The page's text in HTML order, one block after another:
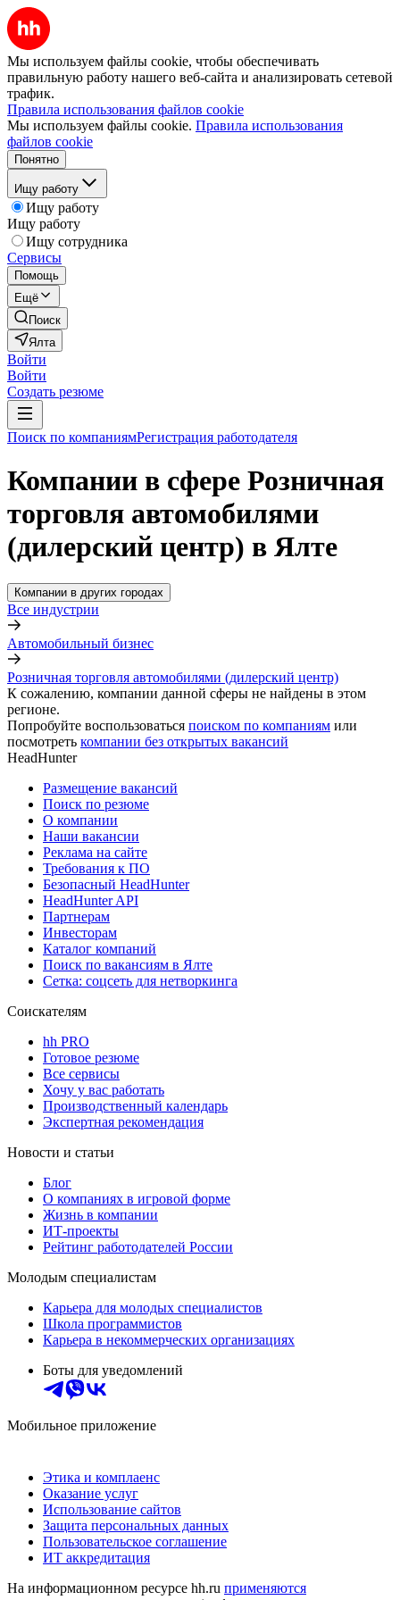
Мы используем файлы cookie, чтобы обеспечивать
правильную работу нашего веб-сайта и анализировать сетевой
трафик.
Правила использования файлов cookie
Мы используем файлы cookie. Правила использования
файлов cookie
Понятно
Ищу работу
Ищу работу
Ищу работу
Ищу сотрудника
Сервисы
Помощь
Ещё
Поиск
Ялта
Войти
Войти
Создать резюме
Поиск по компаниямРегистрация работодателя
Компании в сфере Розничная
торговля автомобилями
(дилерский центр) в Ялте
Компании в других городах
Все индустрии
Автомобильный бизнес
Розничная торговля автомобилями (дилерский центр)
К сожалению, компании данной сферы не найдены в этом
регионе.
Попробуйте воспользоваться поиском по компаниям или
посмотреть компании без открытых вакансий
HeadHunter
Размещение вакансий
Поиск по резюме
О компании
Наши вакансии
Реклама на сайте
Требования к ПО
Безопасный HeadHunter
HeadHunter API
Партнерам
Инвесторам
Каталог компаний
Поиск по вакансиям в Ялте
Сетка: соцсеть для нетворкинга
Соискателям
hh PRO
Готовое резюме
Все сервисы
Хочу у вас работать
Производственный календарь
Экспертная рекомендация
Новости и статьи
Блог
О компаниях в игровой форме
Жизнь в компании
ИТ-проекты
Рейтинг работодателей России
Молодым специалистам
Карьера для молодых специалистов
Школа программистов
Карьера в некоммерческих организациях
Боты для уведомлений
Мобильное приложение
Этика и комплаенс
Оказание услуг
Использование сайтов
Защита персональных данных
Пользовательское соглашение
ИТ аккредитация
На информационном ресурсе hh.ru применяются